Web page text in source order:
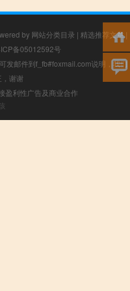
by 网站分类目录 | 精选推荐文章|
备05012592号
发邮件到f_fb#foxmail.com说明，我们
谢谢
盈利性广告及商业合作